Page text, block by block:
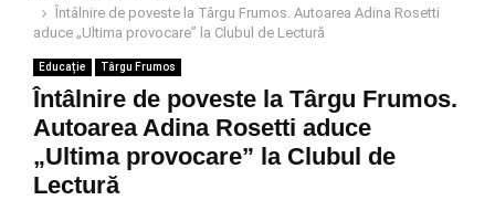
Întâlnire de poveste la Târgu Frumos. Autoarea Adina Rosetti
aduce „Ultima provocare” la Clubul de Lectură
Educație Târgu Frumos
Întâlnire de poveste la Târgu Frumos.
Autoarea Adina Rosetti aduce
„Ultima provocare” la Clubul de
Lectură